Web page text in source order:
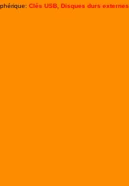
Clés USB, Disques durs externes